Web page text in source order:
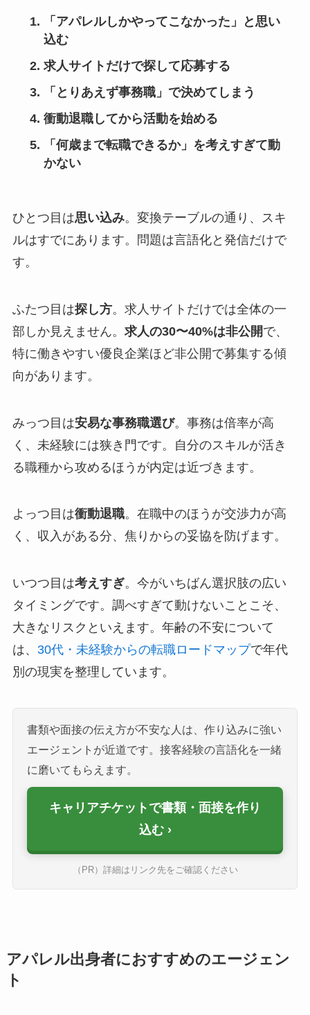
「アパレルしかやってこなかった」と思い
込む
求人サイトだけで探して応募する
「とりあえず事務職」で決めてしまう
衝動退職してから活動を始める
「何歳まで転職できるか」を考えすぎて動
かない
ひとつ目は思い込み。変換テーブルの通り、スキ
ルはすでにあります。問題は言語化と発信だけで
す。
ふたつ目は探し方。求人サイトだけでは全体の一
部しか見えません。 求人の30〜40%は非公開で、
特に働きやすい優良企業ほど非公開で募集する傾
向があります。
みっつ目は安易な事務職選び。事務は倍率が高
く、未経験には狭き門です。自分のスキルが活き
る職種から攻めるほうが内定は近づきます。
よっつ目は衝動退職。在職中のほうが交渉力が高
く、収入がある分、焦りからの妥協を防げます。
いつつ目は考えすぎ。今がいちばん選択肢の広い
タイミングです。調べすぎて動けないことこそ、
大きなリスクといえます。年齢の不安について
は、 30代・未経験からの転職ロードマップで年代
別の現実を整理しています。
書類や面接の伝え方が不安な人は、作り込みに強い
エージェントが近道です。接客経験の言語化を一緒
に磨いてもらえます。
キャリアチケットで書類・面接を作り
込む
（PR）詳細はリンク先をご確認ください
アパレル出身者におすすめのエージェン
ト